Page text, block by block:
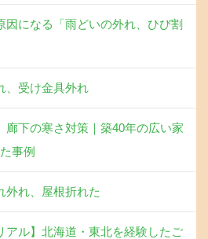
因になる「雨どいの外れ、ひび割
、受け金具外れ
廊下の寒さ対策｜築40年の広い家
事例
外れ、屋根折れた
アル】北海道・東北を経験したご